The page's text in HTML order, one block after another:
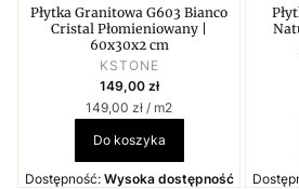
Płytka Granitowa G603 Bianco
Cristal Płomieniowany |
60x30x2 cm
PRODUCENT
KSTONE
Cena
149,00 zł
Cena jednostkowa
149,00 zł / m2
Do koszyka
Dostępność: Wysoka dostępność